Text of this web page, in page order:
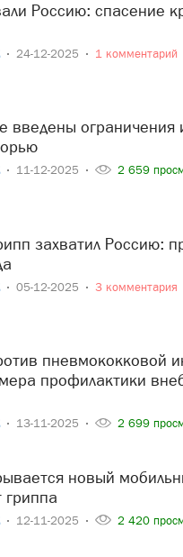
24-12-2025 1 комментарий
11-12-2025 2 659
05-12-2025 3 комментария
профилактики
13-11-2025 2 699
гриппа
12-11-2025 2 420